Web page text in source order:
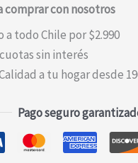
comprar con nosotros
a todo Chile por $2.990
sin interés
a tu hogar desde
Pago seguro